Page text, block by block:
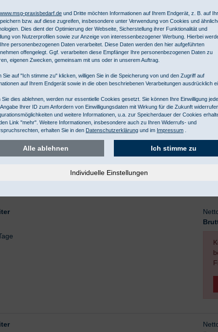
P310 Sofort GIFTINFORMATIONSZENTRUM/Arzt anrufen.
P273 Freisetzung in die Umwelt vermeiden.
Produktdaten drucken
Datenblätter
Betriebsanweisung
34323 Malsfeld, www.schumacher-online.com, info@schumacher-
praxisbedarf.de und Dritte möchten Informationen auf Ihrem Endgerät, z. B. auf
bzw. auf diese zugreifen, insbesondere unter Verwendung von Cookies und
Dies dient der Optimierung der Webseite, Sicherstellung ihrer Funktionalität und
von Nutzerprofilen sowie zur Anzeige von interessenbezogener Werbung. Hierbei
personenbezogenen Daten verarbeitet. Diese Daten werden den hier aufgeführten
offengelegt. Ggf. verarbeiten diese Empfänger Ihre personenbezogenen Daten zu
eigenen Zwecken, gemeinsam mit uns oder in unserem Auftrag.
Sie auf "Ich stimme zu" klicken, willigen Sie in die Speicherung von und den Zugriff auf
auf Ihrem Endgerät sowie in die oben beschriebenen Verarbeitungen ausdrücklich
Sie dies ablehnen, werden nur essentielle Cookies gesetzt. Sie können Ihre Einwilligung
Ihrer ID zum Anfordern von Einwilligungsdaten mit Wirkung für die Zukunft
und weitere Informationen, u.a. zur Speicherdauer der Cookies
Link "mehr". Weitere Informationen, insbesondere auch zu Ihren Widerrufs- und
erhalten Sie in den Datenschutzerklärung und im Impressum
Ich stimme zu
Alle ablehnen